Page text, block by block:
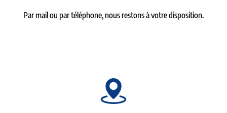
Par mail ou par téléphone, nous restons à votre disposition.